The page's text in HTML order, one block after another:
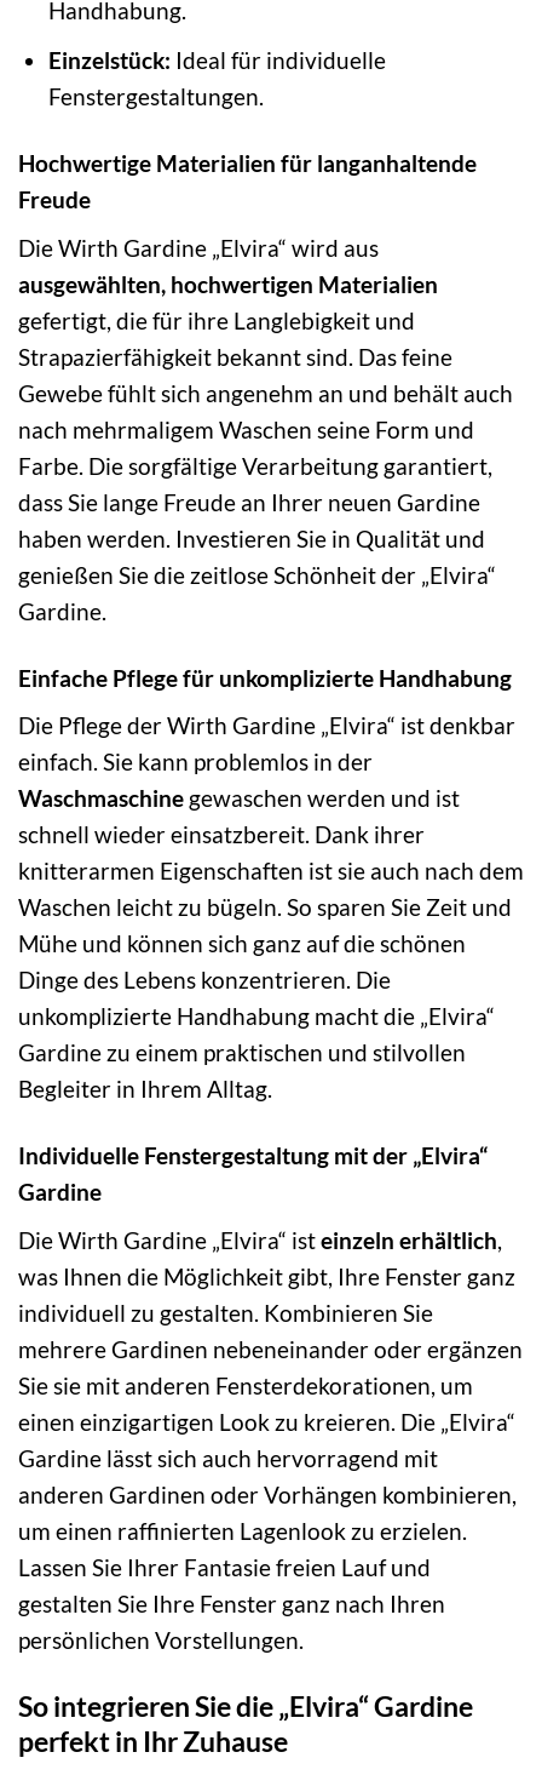
Handhabung.
Einzelstück: Ideal für individuelle
Fenstergestaltungen.
Hochwertige Materialien für langanhaltende
Freude
Die Wirth Gardine „Elvira“ wird aus
ausgewählten, hochwertigen Materialien
gefertigt, die für ihre Langlebigkeit und
Strapazierfähigkeit bekannt sind. Das feine
Gewebe fühlt sich angenehm an und behält auch
nach mehrmaligem Waschen seine Form und
Farbe. Die sorgfältige Verarbeitung garantiert,
dass Sie lange Freude an Ihrer neuen Gardine
haben werden. Investieren Sie in Qualität und
genießen Sie die zeitlose Schönheit der „Elvira“
Gardine.
Einfache Pflege für unkomplizierte Handhabung
Die Pflege der Wirth Gardine „Elvira“ ist denkbar
einfach. Sie kann problemlos in der
Waschmaschine gewaschen werden und ist
schnell wieder einsatzbereit. Dank ihrer
knitterarmen Eigenschaften ist sie auch nach dem
Waschen leicht zu bügeln. So sparen Sie Zeit und
Mühe und können sich ganz auf die schönen
Dinge des Lebens konzentrieren. Die
unkomplizierte Handhabung macht die „Elvira“
Gardine zu einem praktischen und stilvollen
Begleiter in Ihrem Alltag.
Individuelle Fenstergestaltung mit der „Elvira“
Gardine
Die Wirth Gardine „Elvira“ isteinzeln erhältlich,
was Ihnen die Möglichkeit gibt, Ihre Fenster ganz
individuell zu gestalten. Kombinieren Sie
mehrere Gardinen nebeneinander oder ergänzen
Sie sie mit anderen Fensterdekorationen, um
einen einzigartigen Look zu kreieren. Die „Elvira“
Gardine lässt sich auch hervorragend mit
anderen Gardinen oder Vorhängen kombinieren,
um einen raffinierten Lagenlook zu erzielen.
Lassen Sie Ihrer Fantasie freien Lauf und
gestalten Sie Ihre Fenster ganz nach Ihren
persönlichen Vorstellungen.
So integrieren Sie die „Elvira“ Gardine
perfekt in Ihr Zuhause